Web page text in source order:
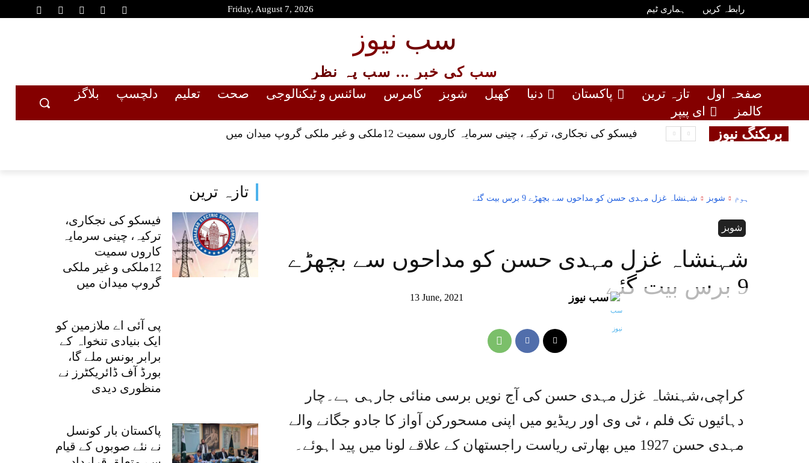
Friday, August 7, 2026 رابطہ کریں ہماری ٹیم
سب نیوز
سب کی خبر ... سب پہ نظر
صفحہ اول تازہ ترین پاکستان دنیا کھیل شوبز کامرس سائنس و ٹیکنالوجی صحت تعلیم دلچسپ
بلاگز
کالمز
ای پیپر
بریکنگ نیوز فیسکو کی نجکاری، ترکیہ، چینی سرمایہ کاروں سمیت 12ملکی و غیر ملکی گروپ میدان میں
تازہ ترین
فیسکو کی نجکاری،
ترکیہ، چینی سرمایہ
کاروں سمیت
12ملکی و غیر ملکی
گروپ میدان میں
پی آئی اے ملازمین کو
ایک بنیادی تنخواہ کے
برابر بونس ملے گا،
بورڈ آف ڈائریکٹرز نے
منظوری دیدی
پاکستان بار کونسل
نے نئے صوبوں کے قیام
ہوم شوبز شہنشاہ غزل مہدی حسن کو مداحوں سے بچھڑے 9 برس بیت گئے
شوبز
شہنشاہ غزل مہدی حسن کو مداحوں سے بچھڑے
9 برس بیت گئے
13 June, 2021 سب نیوز
کراچی،شہنشاہ غزل مہدی حسن کی آج نویں برسی منائی جارہی ہے۔چار
دہائیوں تک فلم ، ٹی وی اور ریڈیو میں اپنی مسحورکن آواز کا جادو جگانے والے
مہدی حسن 1927 میں بھارتی ریاست راجستھان کے علاقے لونا میں پید اہوئے۔